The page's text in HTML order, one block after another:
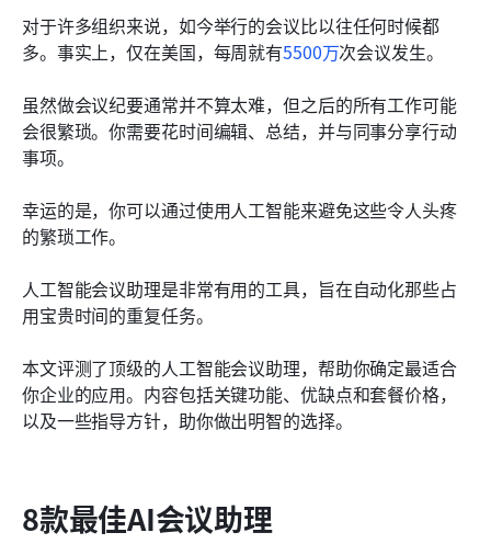
对于许多组织来说，如今举行的会议比以往任何时候都
多。事实上，仅在美国，每周就有5500万次会议发生。
虽然做会议纪要通常并不算太难，但之后的所有工作可能
会很繁琐。你需要花时间编辑、总结，并与同事分享行动
事项。
幸运的是，你可以通过使用人工智能来避免这些令人头疼
的繁琐工作。
人工智能会议助理是非常有用的工具，旨在自动化那些占
用宝贵时间的重复任务。
本文评测了顶级的人工智能会议助理，帮助你确定最适合
你企业的应用。内容包括关键功能、优缺点和套餐价格，
以及一些指导方针，助你做出明智的选择。
8款最佳AI会议助理
关于AI会议助理的常见问题